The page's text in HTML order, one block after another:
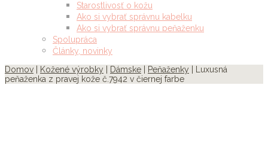
Starostlivosť o kožu
Ako si vybrať správnu kabelku
Ako si vybrať správnu peňaženku
Spolupráca
Články, novinky
Domov
Kožené výrobky Dámske Peňaženky | Luxusná
peňaženka z pravej kože č.7942 v čiernej farbe